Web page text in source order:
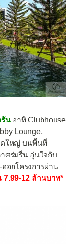
รัน อาทิ Clubhouse
Lounge,
ดใหญ่ บนพื้นที่
ศร่มรื่น อุ่นใจกับ
อกโครงการผ่าน
7.99-12 ล้านบาท*